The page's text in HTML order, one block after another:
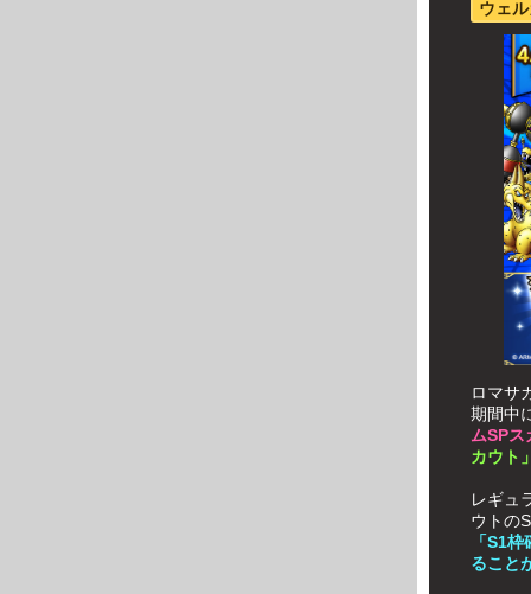
ウェ
ロマサ
期間中
ムSPス
カウト
レギュ
ウトの
「S1
ること